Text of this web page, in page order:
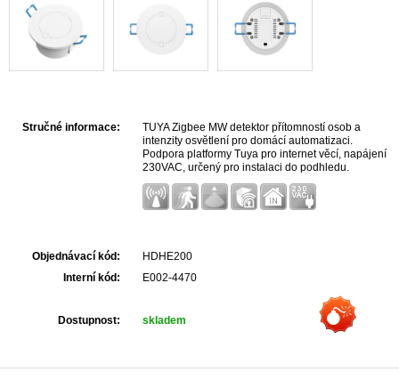
Stručné informace:
TUYA Zigbee MW detektor přítomností osob a
intenzity osvětlení pro domácí automatizaci.
Podpora platformy Tuya pro internet věcí, napájení
230VAC, určený pro instalaci do podhledu.
Objednávací kód:
HDHE200
Interní kód:
E002-4470
Dostupnost: skladem